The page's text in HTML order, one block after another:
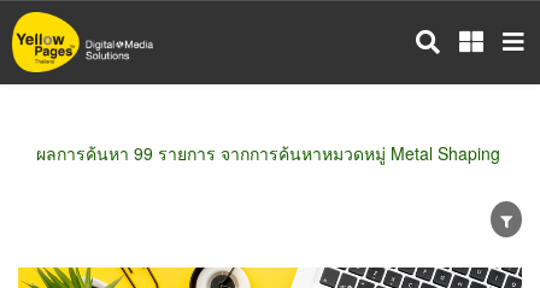
ข้าม
ไป
ผลการค้นหา 99 รายการ จากการค้นหาหมวดหมู่ Metal Shaping